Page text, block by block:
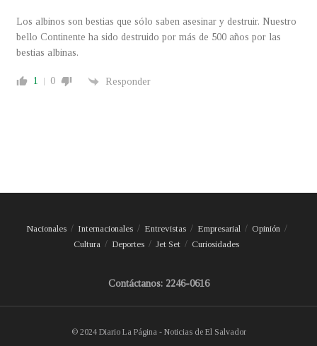
Los albinos son bestias que sólo saben asesinar y destruir. Nuestro
bello Continente ha sido destruido por más de 500 años por las
bestias albinas.
1 0 Responder
Nacionales Internacionales Entrevistas Empresarial
Opinión
Cultura
Deportes Jet Set Curiosidades
Contáctanos: 2246-0616
© 2024 Diario La Página - Noticias de El Salvador